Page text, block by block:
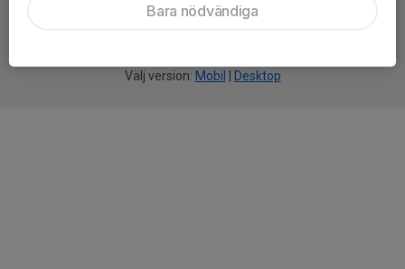
Välj version: Mobil Desktop
Bara nödvändiga